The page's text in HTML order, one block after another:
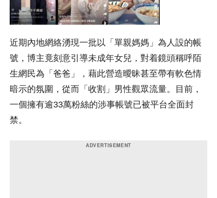
近期內地網絡湧現一批以「單親媽媽」為人設的帳
號，博主竟刻意引導未成年女兒，對着鏡頭稱呼陌
生網民為「爸爸」，藉此營造曖昧甚至帶有軟色情
暗示的氛圍，從而「收割」男性觀眾流量。目前，
一個擁有逾33萬粉絲的涉事帳號已被平台全面封
禁。